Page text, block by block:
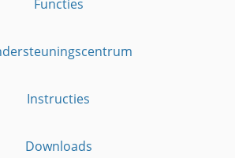
Functies
Instructies
Downloads